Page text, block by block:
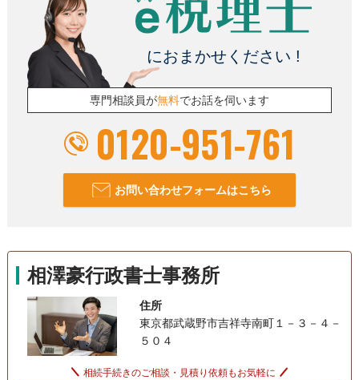
におまかせください !
専門相談員が無料でお話を伺います
0120-951-761
お問い合わせフォームはこちら
相澤豪行政書士事務所
住所
東京都武蔵野市吉祥寺南町１－３－４－
５０４
相続手続きのご相談・見積り依頼もお気軽に